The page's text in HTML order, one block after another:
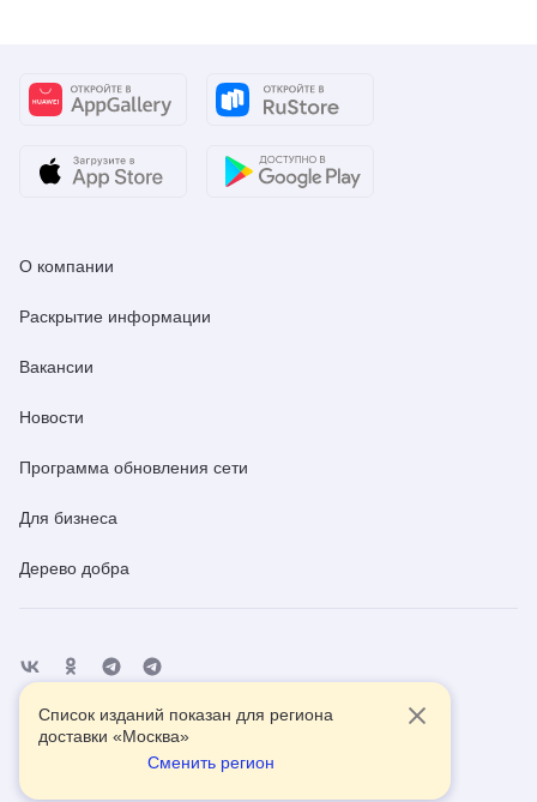
О компании
Раскрытие информации
Вакансии
Новости
Программа обновления сети
Для бизнеса
Дерево добра
Помощь Контакты
Список изданий показан для региона
доставки «Москва»
Сменить регион